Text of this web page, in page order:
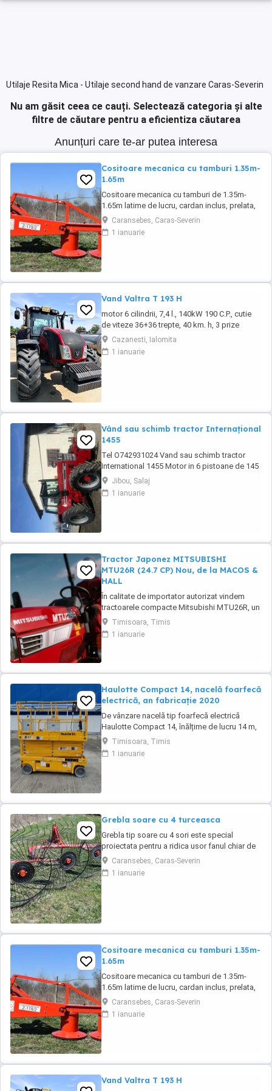
Utilaje Resita Mica - Utilaje second hand de vanzare Caras-Severin
Nu am găsit ceea ce cauți. Selectează categoria și alte
filtre de căutare pentru a eficientiza căutarea
Anunțuri care te-ar putea interesa
Cositoare mecanica cu tamburi 1.35m-
1.65m
Cositoare mecanica cu tamburi de 1.35m-
1.65m latime de lucru, cardan inclus, prelata,
cheie de cutite Transport in toate judetele
Caransebes, Caras-Severin
1 ianuarie
Vand Valtra T 193 H
motor 6 cilindrii, 7,4 l., 140kW 190 C.P., cutie
de viteze 36+36 trepte, 40 km. h, 3 prize
hidraulice, 650 65 r 42 spate, 540 65 r 30,
6.240 ore, an 2013, TVA inclus în preț.
Cazanesti, Ialomita
1 ianuarie
Vând sau schimb tractor Internațional
1455
Tel O742931024 Vand sau schimb tractor
International 1455 Motor in 6 pistoane de 145
cai cu turbo Cilindru ajutător la ridicare Tiranti
față Cauciucuri in stare foarte buna Tractorul
se afla intr-o stare foarte buna, fara
Jibou, Salaj
1 ianuarie
Tractor Japonez MITSUBISHI
MTU26R (24.7 CP) Nou, de la MACOS &
HALL
În calitate de importator autorizat vindem
tractoarele compacte Mitsubishi MTU26R, un
tractor proiectat și fabricat integral în
Japonia, recunoscut pentru fiabilitatea sa
legendară și eficiența în spații restrânse. Ideal
Timisoara, Timis
1 ianuarie
Haulotte Compact 14, nacelă foarfecă
electrică, an fabricație 2020
De vânzare nacelă tip foarfecă electrică
Haulotte Compact 14, înălțime de lucru 14 m,
an fabricație 2020, ore funcționare 570, stare
foarte bună de funcționarepreț 7000 euro
+TVA
Timisoara, Timis
1 ianuarie
Grebla soare cu 4 turceasca
Grebla tip soare cu 4 sori este special
proiectata pentru a ridica usor fanul chiar de
pe un teren accidentat.De asemenea aceasta
grebla poate fi utilizata pentru adunat,rasfirat
sau intors fanul. Transport in toata tara
Caransebes, Caras-Severin
1 ianuarie
Cositoare mecanica cu tamburi 1.35m-
1.65m
Cositoare mecanica cu tamburi de 1.35m-
1.65m latime de lucru, cardan inclus, prelata,
cheie de cutite Transport in toate judetele
Caransebes, Caras-Severin
1 ianuarie
Vand Valtra T 193 H